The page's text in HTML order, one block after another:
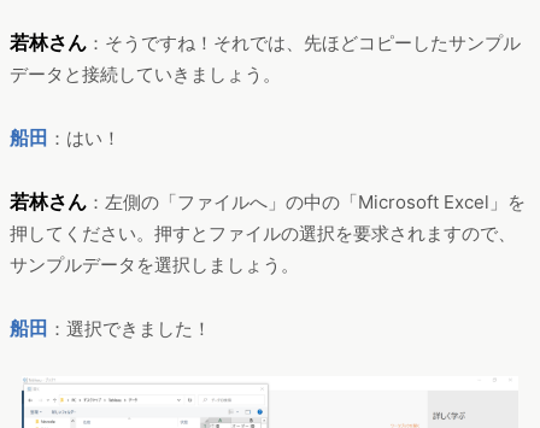
若林さん ：そうですね！それでは、先ほどコピーしたサンプル
データと接続していきましょう。
船田 ：はい！
若林さん ：左側の「ファイルへ」の中の「Microsoft Excel」を
押してください。押すとファイルの選択を要求されますので、
サンプルデータを選択しましょう。
船田 ：選択できました！